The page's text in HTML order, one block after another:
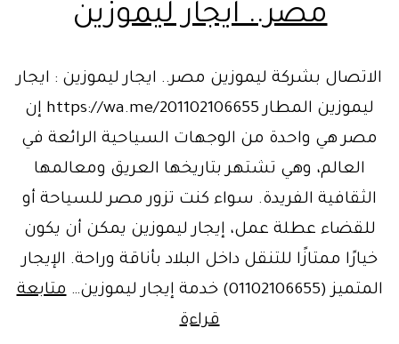
مصر.. ايجار ليموزين
الاتصال بشركة ليموزين مصر.. ايجار ليموزين : ايجار
ليموزين المطار https://wa.me/201102106655 إن
مصر هي واحدة من الوجهات السياحية الرائعة في
العالم، وهي تشتهر بتاريخها العريق ومعالمها
الثقافية الفريدة. سواء كنت تزور مصر للسياحة أو
للقضاء عطلة عمل، إيجار ليموزين يمكن أن يكون
خيارًا ممتازًا للتنقل داخل البلاد بأناقة وراحة. الإيجار
المتميز (01102106655) خدمة إيجار ليموزين…
متابعة
قراءةالاتصال